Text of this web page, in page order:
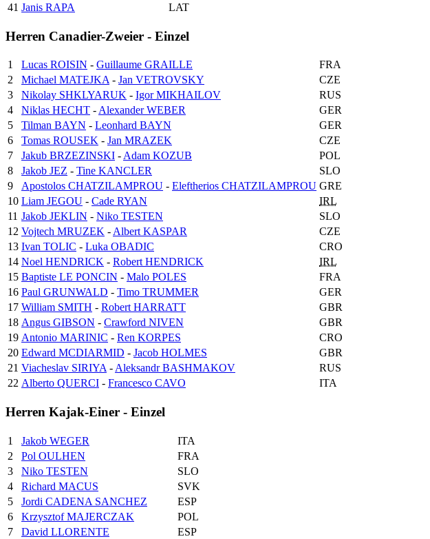
41 Janis RAPA LAT
Herren Canadier-Zweier - Einzel
1 Lucas ROISIN - Guillaume GRAILLE
FRA
2
Michael MATEJKA - Jan VETROVSKY
CZE
3
Nikolay SHKLYARUK - Igor MIKHAILOV
RUS
4
Niklas HECHT - Alexander WEBER
GER
5
Tilman BAYN - Leonhard BAYN
GER
6
Tomas ROUSEK - Jan MRAZEK
CZE
7
Jakub BRZEZINSKI - Adam KOZUB
POL
8
Jakob JEZ - Tine KANCLER
SLO
9
Apostolos CHATZILAMPROU - Eleftherios CHATZILAMPROU GRE
10 Liam JEGOU - Cade RYAN
IRL
11 Jakob JEKLIN - Niko TESTEN
SLO
12 Vojtech MRUZEK - Albert KASPAR
CZE
13 Ivan TOLIC - Luka OBADIC
CRO
14 Noel HENDRICK - Robert HENDRICK
IRL
15 Baptiste LE PONCIN - Malo POLES
FRA
16 Paul GRUNWALD - Timo TRUMMER
GER
17 William SMITH - Robert HARRATT
GBR
18 Angus GIBSON - Crawford NIVEN
GBR
19 Antonio MARINIC - Ren KORPES
CRO
20 Edward MCDIARMID - Jacob HOLMES
GBR
21 Viacheslav SIRIYA - Aleksandr BASHMAKOV
RUS
22 Alberto QUERCI - Francesco CAVO ITA
Herren Kajak-Einer - Einzel
1 Jakob WEGER
ITA
2
Pol OULHEN
FRA
3
Niko TESTEN
SLO
4
Richard MACUS
SVK
5
Jordi CADENA SANCHEZ
ESP
6
Krzysztof MAJERCZAK
POL
7
David LLORENTE ESP